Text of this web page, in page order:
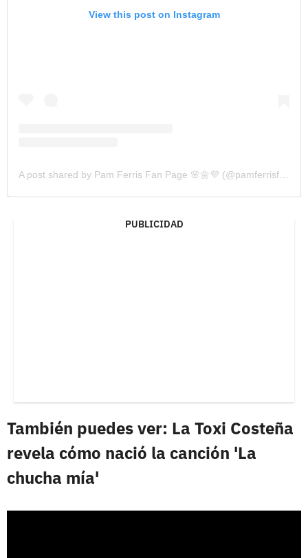
View this post on Instagram
A post shared by Pam Ferris Fan Page 🌸🌼💜 (@pamferrisfan)
PUBLICIDAD
También puedes ver: La Toxi Costeña
revela cómo nació la canción 'La
chucha mía'